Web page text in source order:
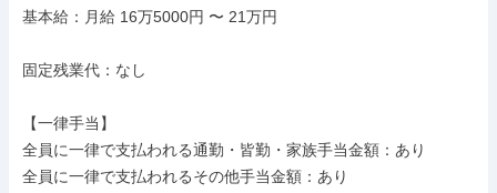
基本給：月給 16万5000円 〜 21万円
固定残業代：なし
【一律手当】
全員に一律で支払われる通勤・皆勤・家族手当金額：あり
全員に一律で支払われるその他手当金額：あり